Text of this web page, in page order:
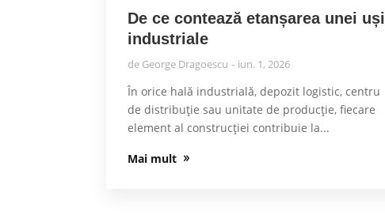
De ce contează etanșarea unei uși
industriale
de George Dragoescu iun. 1, 2026
În orice hală industrială, depozit logistic, centru
de distribuție sau unitate de producție, fiecare
element al construcției contribuie la...
Mai mult